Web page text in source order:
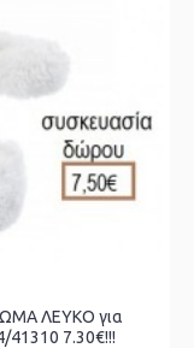
ΛΕΥΚΟ για
41310 7.30€!!!